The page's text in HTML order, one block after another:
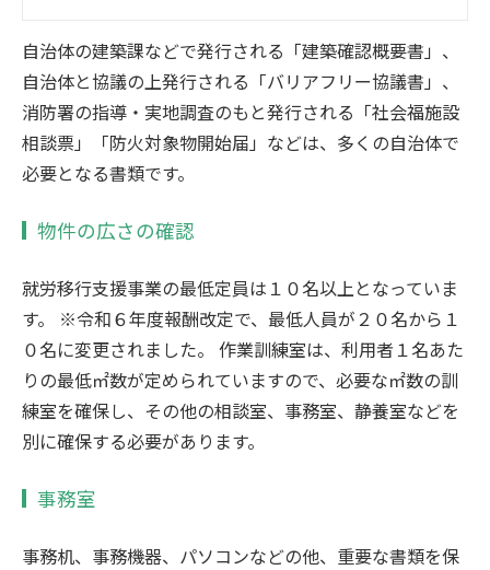
自治体の建築課などで発行される「建築確認概要書」、
自治体と協議の上発行される「バリアフリー協議書」、
消防署の指導・実地調査のもと発行される「社会福施設
相談票」「防火対象物開始届」などは、多くの自治体で
必要となる書類です。
物件の広さの確認
就労移行支援事業の最低定員は１０名以上となっていま
す。 ※令和６年度報酬改定で、最低人員が２０名から１
０名に変更されました。 作業訓練室は、利用者１名あた
りの最低㎡数が定められていますので、必要な㎡数の訓
練室を確保し、その他の相談室、事務室、静養室などを
別に確保する必要があります。
事務室
事務机、事務機器、パソコンなどの他、重要な書類を保